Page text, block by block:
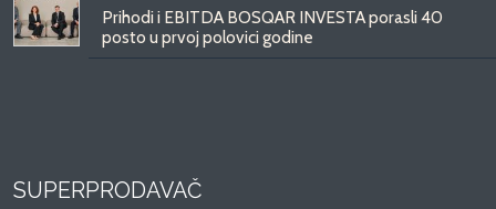
Prihodi i EBITDA BOSQAR INVESTA porasli 40
posto u prvoj polovici godine
SUPERPRODAVAČ